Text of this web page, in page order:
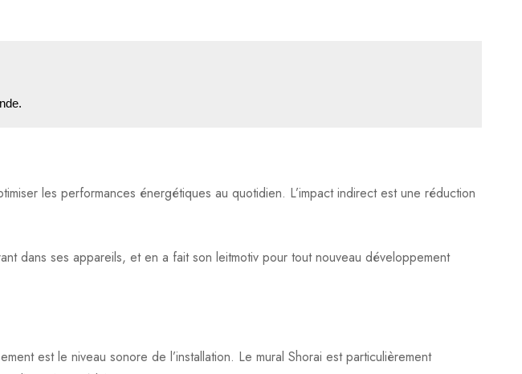
les performances énergétiques au quotidien. L’impact indirect est une réduction
dans ses appareils, et en a fait son leitmotiv pour tout nouveau développement
est le niveau sonore de l’installation. Le mural Shorai est particulièrement